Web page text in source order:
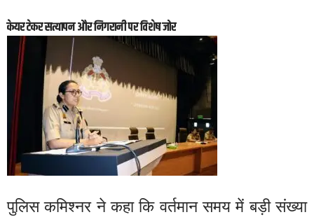
केयर टेकर सत्यापन और निगरानी पर विशेष जोर
पुलिस कमिश्नर ने कहा कि वर्तमान समय में बड़ी संख्या